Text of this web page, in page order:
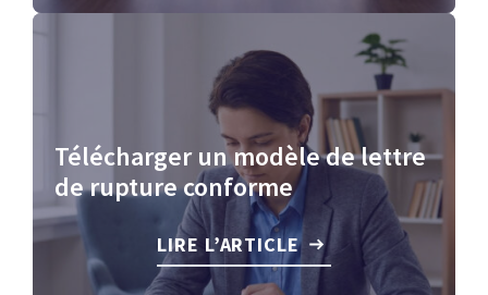
Télécharger un modèle de lettre
de rupture conforme
LIRE L’ARTICLE